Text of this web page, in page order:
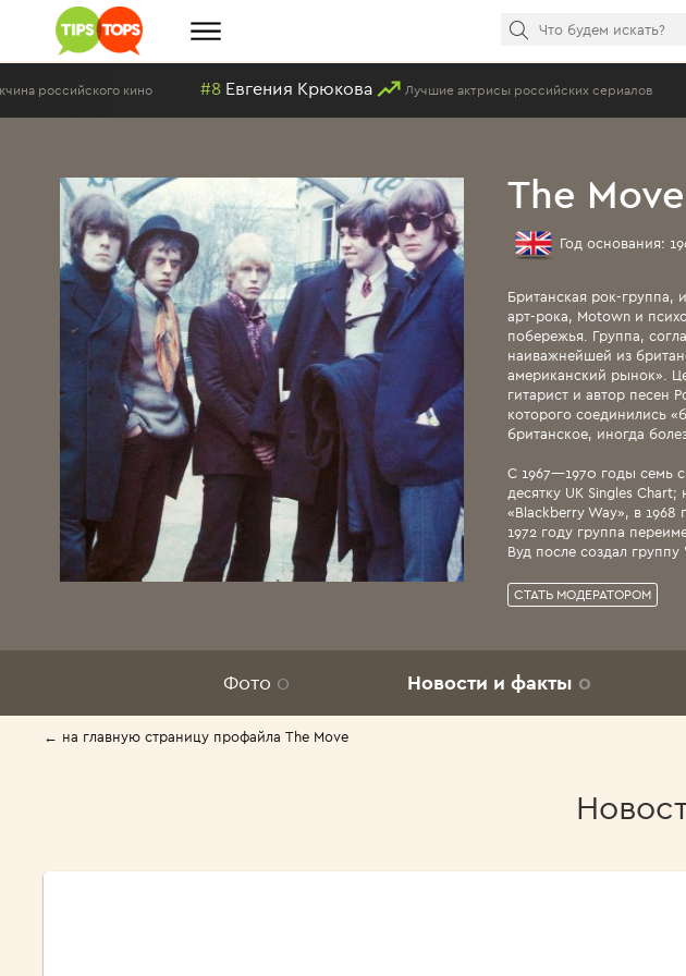
кино Евгения Крюкова Лучшие актрисы российских сериалов
The Move
Год основания:
Британская рок-группа,
арт-рока, Motown и
побережья. Группа,
наиважнейшей из
американский рынок».
гитарист и автор песен
которого соединились
британское, иногда
С 1967—1970 годы семь
десятку UK Singles
«Blackberry Way», в 1968
1972 году группа
Вуд после создал группу
СТАТЬ МОДЕРАТОРОМ
Фото 0 Новости и факты 0
← на главную страницу профайла The Move